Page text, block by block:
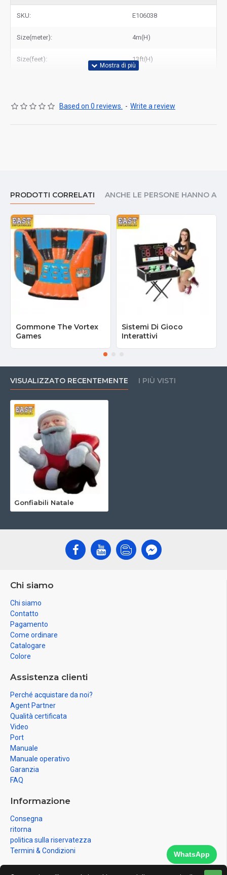
SKU: E106038
Size(meter): 4m(H)
Size(feet): 13ft(H)
Based on 0 reviews. - Write a review
PRODOTTI CORRELATI ANCHE LE PERSONE HANNO
Gommone The Vortex
Games
Sistemi Di Gioco
Interattivi
VISUALIZZATO RECENTEMENTE I PIÙ VISTI
Gonfiabili Natale
Chi siamo
Chi siamo
Contatto
Pagamento
Come ordinare
Catalogare
Colore
Assistenza clienti
Perché acquistare da noi?
Agent Partner
Qualità certificata
Video
Port
Manuale
Manuale operativo
Garanzia
FAQ
Informazione
Consegna
ritorna
politica sulla riservatezza
Termini & Condizioni
WhatsApp